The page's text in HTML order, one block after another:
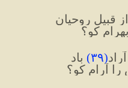
قبیلِ روحیان
کو؟
(۳۹) باد
آرام کو؟